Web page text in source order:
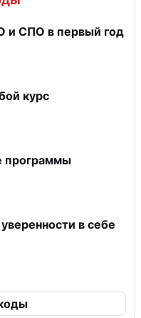
и СПО в первый год
курс
программы
в себе